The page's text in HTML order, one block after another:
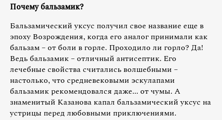
Почему бальзамик?
Бальзамический уксус получил свое название еще в
эпоху Возрождения, когда его аналог принимали как
бальзам – от боли в горле. Проходило ли горло? Да!
Ведь бальзамик – отличный антисептик. Его
лечебные свойства считались волшебными –
настолько, что средневековыми эскулапами
бальзамик рекомендовался даже... от чумы. А
знаменитый Казанова капал бальзамический уксус на
устрицы перед любовными приключениями.